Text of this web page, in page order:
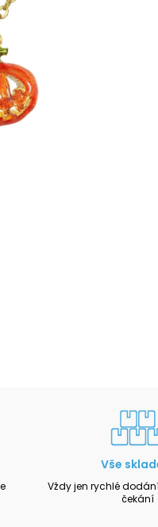
Vše
Vždy jen rychlé
čekání